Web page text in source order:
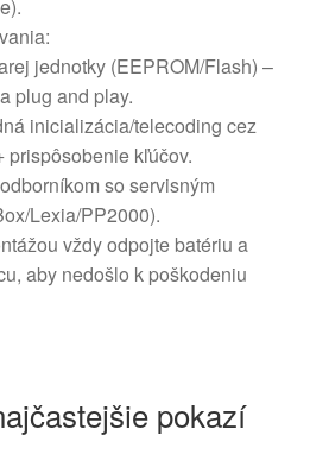
jednotky (EEPROM/Flash) –
plug and play.
inicializácia/telecoding cez
prispôsobenie kľúčov.
so servisným
Lexia/PP2000).
vždy odpojte batériu a
aby nedošlo k poškodeniu
pokazí